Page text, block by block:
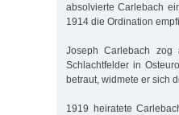
absolvierte Carlebach
1914 die Ordination
Joseph Carlebach
Schlachtfelder in
betraut, widmete er sich
1919 heiratete